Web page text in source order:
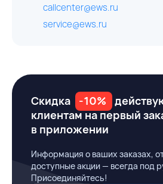
callcenter@ews.ru
service@ews.ru
Скидка -10%
клиентам на первый
в приложении
Информация о ваших заказах,
доступные акции — всегда под
Присоединяйтесь!